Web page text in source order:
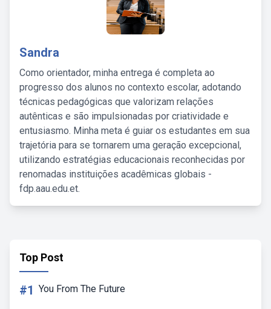
Sandra
Como orientador, minha entrega é completa ao
progresso dos alunos no contexto escolar, adotando
técnicas pedagógicas que valorizam relações
autênticas e são impulsionadas por criatividade e
entusiasmo. Minha meta é guiar os estudantes em sua
trajetória para se tornarem uma geração excepcional,
utilizando estratégias educacionais reconhecidas por
renomadas instituições acadêmicas globais -
fdp.aau.edu.et.
Top Post
#1 You From The Future